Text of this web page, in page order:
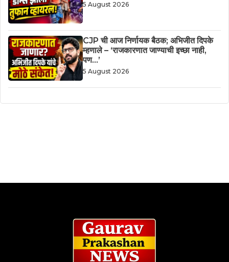
5 August 2026
CJP ची आज निर्णायक बैठक; अभिजीत दिपके
म्हणाले – ‘राजकारणात जाण्याची इच्छा नाही,
पण…’
5 August 2026